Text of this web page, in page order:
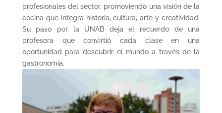
profesionales del sector, promoviendo una visión de la
cocina que integra historia, cultura, arte y creatividad.
Su paso por la UNAB deja el recuerdo de una
profesora que convirtió cada clase en una
oportunidad para descubrir el mundo a través de la
gastronomía.